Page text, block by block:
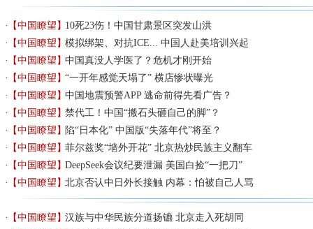
【中国瞭望】10死23伤！中国甘肃景区突发山洪
【中国瞭望】模拟绑架、对抗ICE... 中国人赴美培训兴起
【中国瞭望】中国真没人学医了？危机才刚开始
【中国瞭望】“一开年感觉天塌了” 横店惨状曝光
【中国瞭望】中国地震预警APP 逃命前得先看广告？
【中国瞭望】禁代工！中国“搬石头砸自己的脚”？
【中国瞭望】 陷“日本化” 中国版“失落年代”将至？
【中国瞭望】菲尔兹奖“墙外开花” 北京热炒民族主义翻车
【中国瞭望】DeepSeek会议纪要泄漏 美国白捡“一把刀”
【中国瞭望】北京否认中日外长接触 内幕：怕被自己人骂
【中国瞭望】汉族与中华民族分道扬镳 北京走入死胡同